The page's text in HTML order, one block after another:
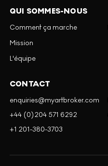
QUI SOMMES-NOUS
Comment ça marche
Mission
L'équipe
CONTACT
enquiries@myartbroker.com
+44 (0)204 571 6292
+1 201-380-3703